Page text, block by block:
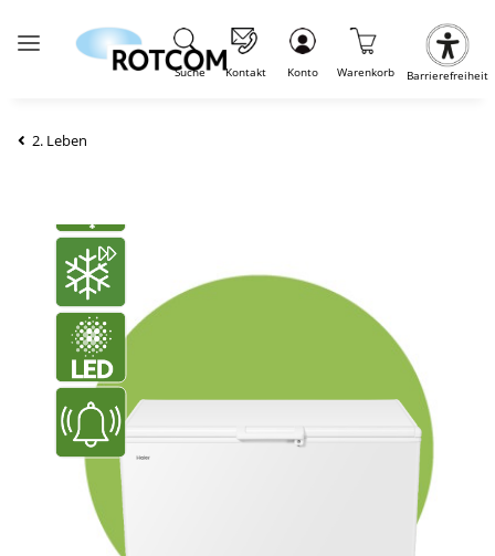
Suche Kontakt Konto Warenkorb Barrierefreiheit
2. Leben